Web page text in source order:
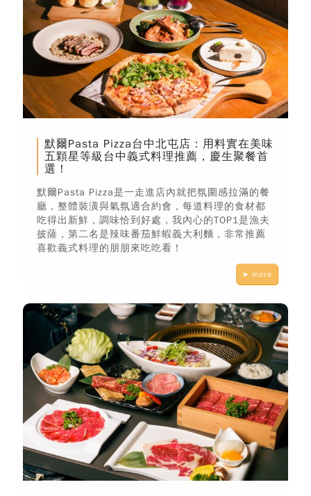
默爾Pasta Pizza台中北屯店：用料實在美味
五顆星等級台中義式料理推薦，慶生聚餐首
選！
默爾Pasta Pizza是一走進店內就把氛圍感拉滿的餐
廳，整體裝潢與氣氛適合約會，每道料理的食材都
吃得出新鮮，調味恰到好處，我內心的TOP1是漁夫
披薩，第二名是辣味番茄鮮蝦義大利麵，非常推薦
喜歡義式料理的朋朋來吃吃看！
➤ more